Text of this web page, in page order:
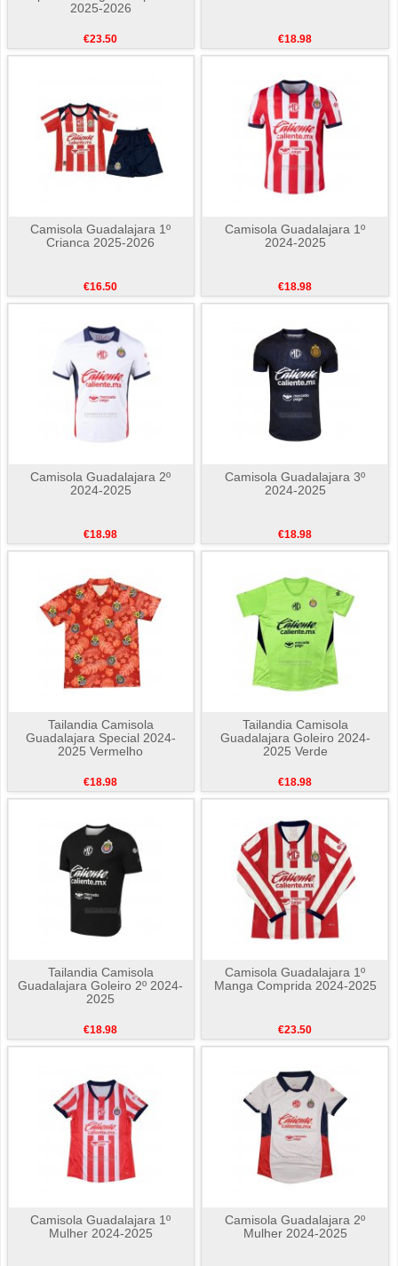
2025-2026
€23.50 €18.98
Camisola Guadalajara 1º
Crianca 2025-2026
€16.50
Camisola Guadalajara 1º
2024-2025
€18.98
Camisola Guadalajara 2º
2024-2025
€18.98
Camisola Guadalajara 3º
2024-2025
€18.98
Tailandia Camisola
Guadalajara Special 2024-
2025 Vermelho
€18.98
Tailandia Camisola
Guadalajara Goleiro 2024-
2025 Verde
€18.98
Tailandia Camisola
Guadalajara Goleiro 2º 2024-
2025
€18.98
Camisola Guadalajara 1º
Manga Comprida 2024-2025
€23.50
Camisola Guadalajara 1º
Mulher 2024-2025
Camisola Guadalajara 2º
Mulher 2024-2025